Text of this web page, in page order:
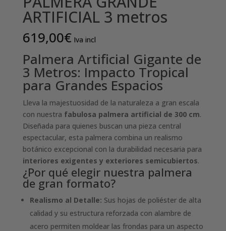
ARTIFICIAL 3 metros
619,00€ Iva incl
Palmera Artificial Gigante de
3 Metros: Impacto Tropical
para Grandes Espacios
Lleva la majestuosidad de la naturaleza a gran escala
con nuestra fabulosa palmera artificial de 300 cm.
Diseñada para quienes buscan una pieza central
espectacular, esta palmera combina un realismo
botánico excepcional con la durabilidad necesaria para
interiores exigentes y exteriores semicubiertos.
¿Por qué elegir nuestra palmera
de gran formato?
Realismo al Detalle: Sus hojas de poliéster de alta
calidad y su estructura reforzada con alambre de
acero permiten moldear las frondas para un aspecto